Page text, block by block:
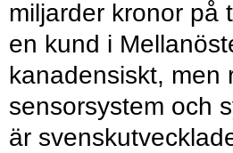
miljarder kronor på
en kund i
kanadensiskt, men
sensorsystem och
är